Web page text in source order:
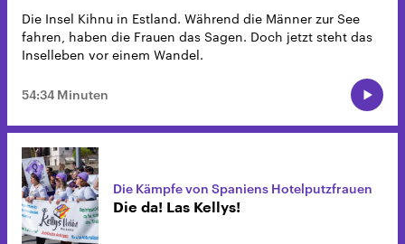
Die Insel Kihnu in Estland. Während die Männer zur See
fahren, haben die Frauen das Sagen. Doch jetzt steht das
Inselleben vor einem Wandel.
54:34 Minuten
Die Kämpfe von Spaniens Hotelputzfrauen
Die da! Las Kellys!